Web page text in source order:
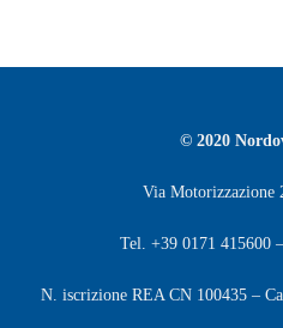
© 2020
Via Motorizzazione
Tel. +39 0171 415600 –
N. iscrizione REA CN 100435 –